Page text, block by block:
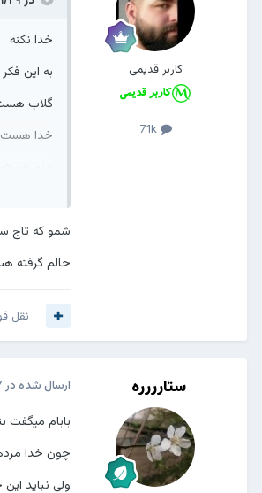
کاربر قدیمی
7.1k
خدا نکنه
به این
گلاب
خدا هست
شمو که تاج
حالم گرفته
نقل
ستارررره ارسال شده در
بابام میگفت
چون خدا
ولی نباید